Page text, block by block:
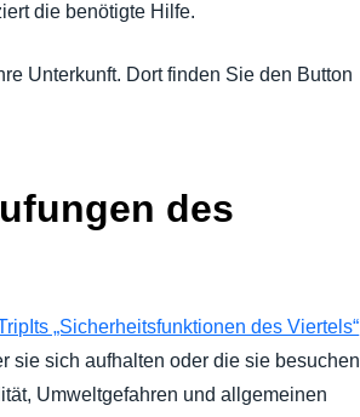
die benötigte Hilfe.
Unterkunft. Dort finden Sie den Button
des
„Sicherheitsfunktionen des Viertels“
sie sich aufhalten oder die sie besuchen
Umweltgefahren und allgemeinen